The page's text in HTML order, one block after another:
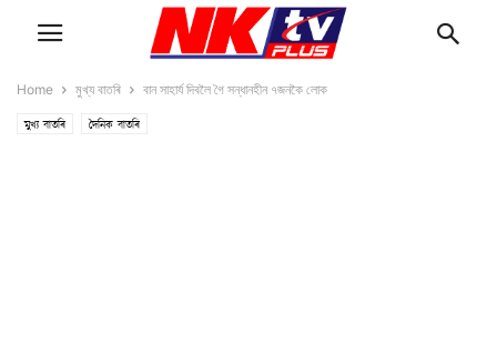
Home মুখ্য বাতৰি বান সাহাৰ্য দিবলৈ গৈ সন্ধানহীন ৭জনকৈ লোক
মুখ্য বাতৰি দৈনিক বাতৰি